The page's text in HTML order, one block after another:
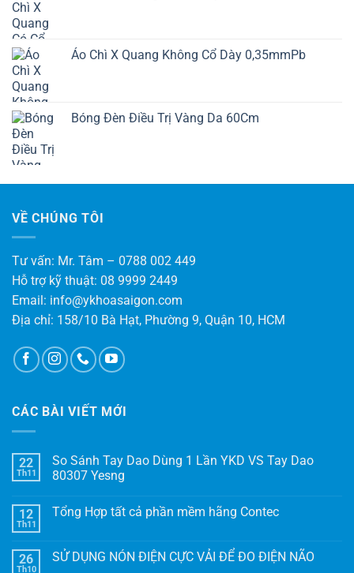
Áo Chì X Quang Không Cổ Dày 0,35mmPb
Bóng Đèn Điều Trị Vàng Da 60Cm
VỀ CHÚNG TÔI
Tư vấn: Mr. Tâm – 0788 002 449
Hỗ trợ kỹ thuật: 08 9999 2449
Email: info@ykhoasaigon.com
Địa chỉ: 158/10 Bà Hạt, Phường 9, Quận 10, HCM
CÁC BÀI VIẾT MỚI
22
Th11
So Sánh Tay Dao Dùng 1 Lần YKD VS Tay Dao
80307 Yesng
12
Th11
Tổng Hợp tất cả phần mềm hãng Contec
26
Th10
SỬ DỤNG NÓN ĐIỆN CỰC VẢI ĐỂ ĐO ĐIỆN NÃO